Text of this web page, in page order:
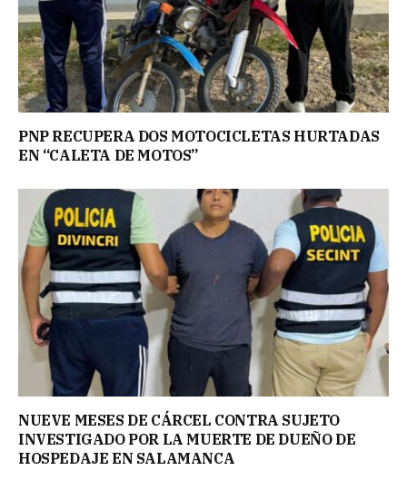
PNP RECUPERA DOS MOTOCICLETAS HURTADAS
EN “CALETA DE MOTOS”
NUEVE MESES DE CÁRCEL CONTRA SUJETO
INVESTIGADO POR LA MUERTE DE DUEÑO DE
HOSPEDAJE EN SALAMANCA